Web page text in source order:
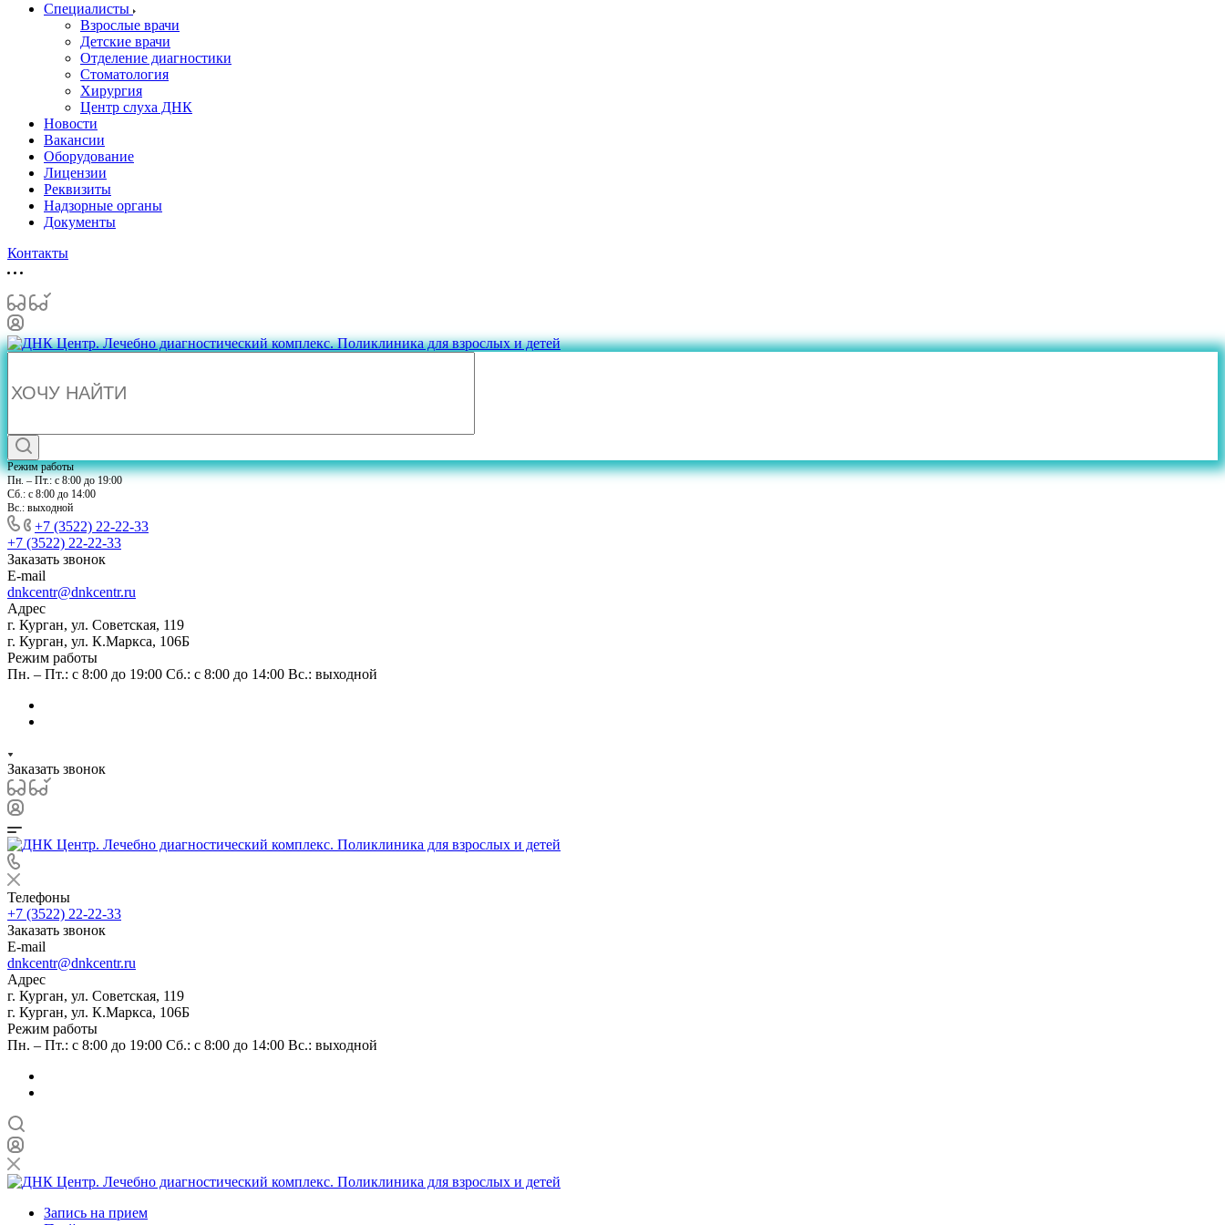
Специалисты
Взрослые врачи
Детские врачи
Отделение диагностики
Стоматология
Хирургия
Центр слуха ДНК
Новости
Вакансии
Оборудование
Лицензии
Реквизиты
Надзорные органы
Документы
Контакты
Режим работы
Пн. – Пт.: с 8:00 до 19:00
Сб.: с 8:00 до 14:00
Вс.: выходной
+7 (3522) 22-22-33
+7 (3522) 22-22-33
Заказать звонок
E-mail
dnkcentr@dnkcentr.ru
Адрес
г. Курган, ул. Советская, 119
г. Курган, ул. К.Маркса, 106Б
Режим работы
Пн. – Пт.: с 8:00 до 19:00 Сб.: с 8:00 до 14:00 Вс.: выходной
Заказать звонок
Телефоны
+7 (3522) 22-22-33
Заказать звонок
E-mail
dnkcentr@dnkcentr.ru
Адрес
г. Курган, ул. Советская, 119
г. Курган, ул. К.Маркса, 106Б
Режим работы
Пн. – Пт.: с 8:00 до 19:00 Сб.: с 8:00 до 14:00 Вс.: выходной
Запись на прием